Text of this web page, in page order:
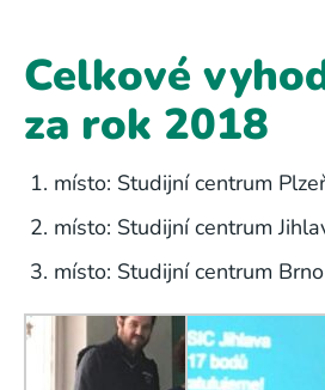
Celkové
za rok 2018
místo: Studijní centrum
místo: Studijní centrum
místo: Studijní centrum Brno